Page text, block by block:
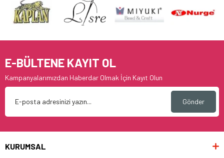
E-BÜLTENE KAYIT OL
Kampanyalarımızdan Haberdar Olmak İçin Kayıt Olun
Gönder
KURUMSAL